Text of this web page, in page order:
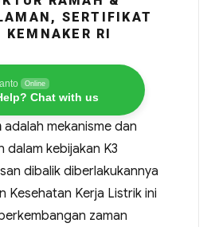
SERTIFIKAT
KEMNAKER RI
Online
Chat with us
adalah mekanisme dan
dalam kebijakan K3
dibalik diberlakukannya
Kesehatan Kerja Listrik ini
zaman